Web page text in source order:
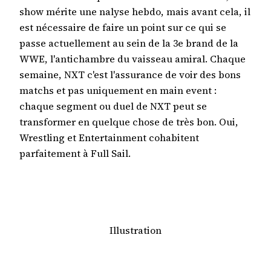
show mérite une nalyse hebdo, mais avant cela, il
est nécessaire de faire un point sur ce qui se
passe actuellement au sein de la 3e brand de la
WWE, l'antichambre du vaisseau amiral. Chaque
semaine, NXT c'est l'assurance de voir des bons
matchs et pas uniquement en main event :
chaque segment ou duel de NXT peut se
transformer en quelque chose de très bon. Oui,
Wrestling et Entertainment cohabitent
parfaitement à Full Sail.
Illustration